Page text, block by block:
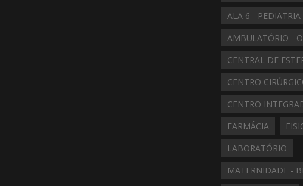
ALA 6 - PEDIATRIA
AMBULATÓRIO -
CENTRAL DE
CENTRO
CENTRO
FARMÁCIA
LABORATÓRIO
MATERNIDADE -